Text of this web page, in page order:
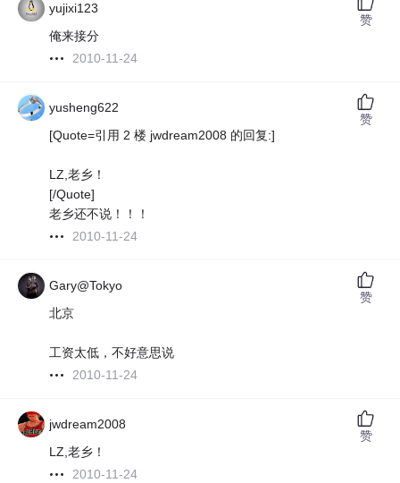
yujixi123
俺来接分
2010-11-24
赞
yusheng622
[Quote=引用 2 楼 jwdream2008 的回复:]
LZ,老乡！
[/Quote]
老乡还不说！！！
2010-11-24
赞
Gary@Tokyo
北京
工资太低，不好意思说
2010-11-24
赞
jwdream2008
LZ,老乡！
2010-11-24
赞